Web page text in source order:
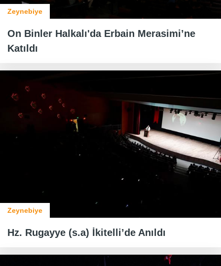
Zeynebiye
On Binler Halkalı'da Erbain Merasimi’ne
Katıldı
Zeynebiye
Hz. Rugayye (s.a) İkitelli’de Anıldı